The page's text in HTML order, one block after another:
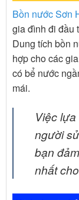
Bồn nước Sơn
gia đình đi đầu
Dung tích bồn
hợp cho các
có bể nước
mái.
Việc
người
bạn
nhất